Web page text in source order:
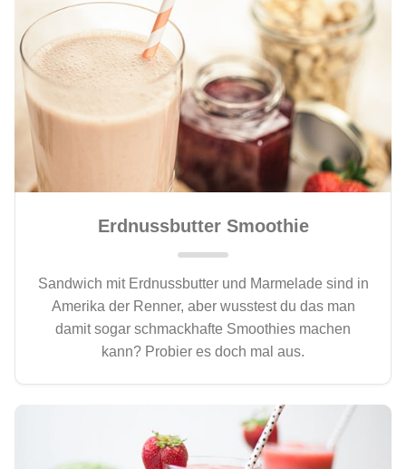
Erdnussbutter Smoothie
Sandwich mit Erdnussbutter und Marmelade sind in
Amerika der Renner, aber wusstest du das man
damit sogar schmackhafte Smoothies machen
kann? Probier es doch mal aus.